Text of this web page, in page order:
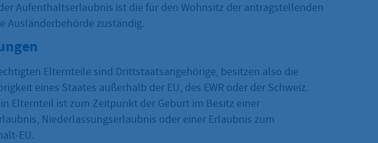
Aufenthaltserlaubnis ist die für den Wohnsitz der antragstellenden
Ausländerbehörde zuständig.
Elternteile sind Drittstaatsangehörige, besitzen also die
eines Staates außerhalb der EU, des EWR oder der Schweiz.
Elternteil ist zum Zeitpunkt der Geburt im Besitz einer
Niederlassungserlaubnis oder einer Erlaubnis zum
EU.